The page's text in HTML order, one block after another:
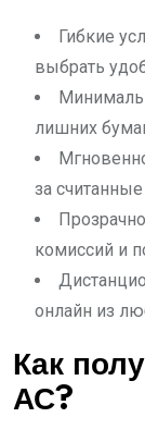
Гибкие
выбрать
лишних
за
комиссий и
онлайн из
Как
АС?